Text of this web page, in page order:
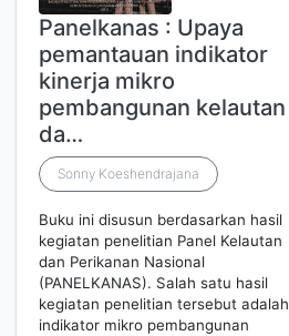
Panelkanas : Upaya
pemantauan indikator
kinerja mikro
pembangunan kelautan
da…
Sonny Koeshendrajana
Buku ini disusun berdasarkan hasil
kegiatan penelitian Panel Kelautan
dan Perikanan Nasional
(PANELKANAS). Salah satu hasil
kegiatan penelitian tersebut adalah
indikator mikro pembangunan